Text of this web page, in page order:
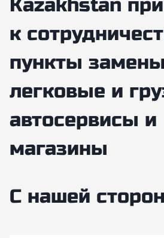
Kazakhstan
к
пункты
легковые и
автосервисы и
магазины
С нашей